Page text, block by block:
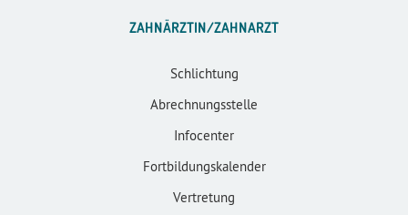
ZAHNÄRZTIN/ZAHNARZT
Schlichtung
Abrechnungsstelle
Infocenter
Fortbildungskalender
Vertretung